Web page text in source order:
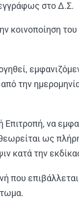
στο Δ.Σ.
κοινοποίηση
την
Επιτροπή, να
ως
κατά την
που επιβάλλεται